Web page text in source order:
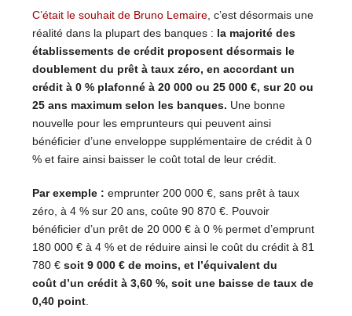
C’était le souhait de Bruno Lemaire, c’est désormais une
réalité dans la plupart des banques : la majorité des
établissements de crédit proposent désormais le
doublement du prêt à taux zéro, en accordant un
crédit à 0 % plafonné à 20 000 ou 25 000 €, sur 20 ou
25 ans maximum selon les banques. Une bonne
nouvelle pour les emprunteurs qui peuvent ainsi
bénéficier d’une enveloppe supplémentaire de crédit à 0
% et faire ainsi baisser le coût total de leur crédit.
Par exemple : emprunter 200 000 €, sans prêt à taux
zéro, à 4 % sur 20 ans, coûte 90 870 €. Pouvoir
bénéficier d’un prêt de 20 000 € à 0 % permet d’emprunt
180 000 € à 4 % et de réduire ainsi le coût du crédit à 81
780 € soit 9 000 € de moins, et l’équivalent du
coût d’un crédit à 3,60 %, soit une baisse de taux de
0,40 point.